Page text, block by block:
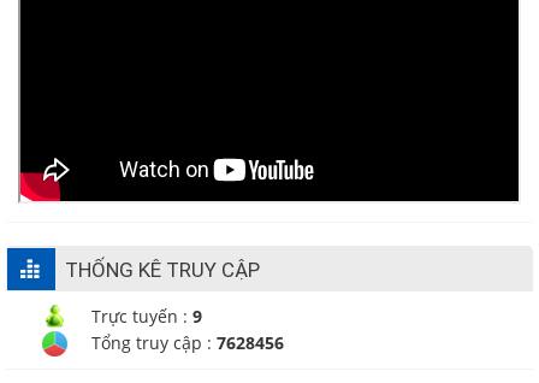
THỐNG KÊ TRUY CẬP
Trực tuyến : 9
Tổng truy cập : 7628456